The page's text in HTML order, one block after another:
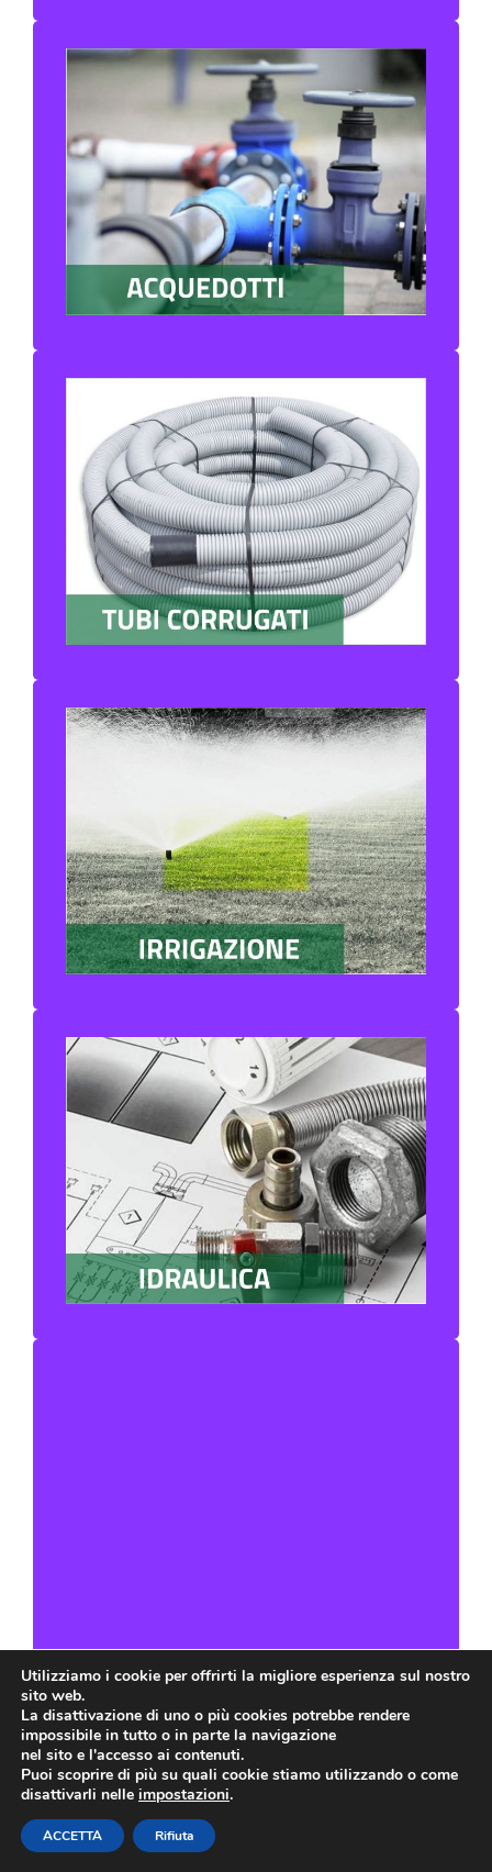
ACQUEDOTTISTICA
TUBI PVC PER POZZI
TUBI PE ALTA E BASSA DENSITA’
TUBI PE CORRUGATI DRENAGGIO
TUBI PVC DRENAGGIO
GEOTESSILI TESSUTO NON TESSUTO
SERBATOI
TUBI CORRUGATI
IRRIGAZIONE
VALVOLE E RACCORDI IN OTTONE
MATERIALE IDRAULICO
SPRINKLER
IMPIANTI AD UMIDO
Utilizziamo i cookie per offrirti la migliore esperienza sul nostro
sito web.
La disattivazione di uno o più cookies potrebbe rendere
impossibile in tutto o in parte la navigazione
nel sito e l'accesso ai contenuti.
Puoi scoprire di più su quali cookie stiamo utilizzando o come
disattivarli nelle impostazioni.
ACCETTA Rifiuta